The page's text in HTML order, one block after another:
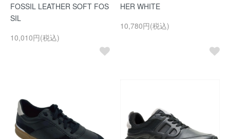
FOSSIL LEATHER SOFT FOS
SIL
10,010円(税込)
HER WHITE
10,780円(税込)